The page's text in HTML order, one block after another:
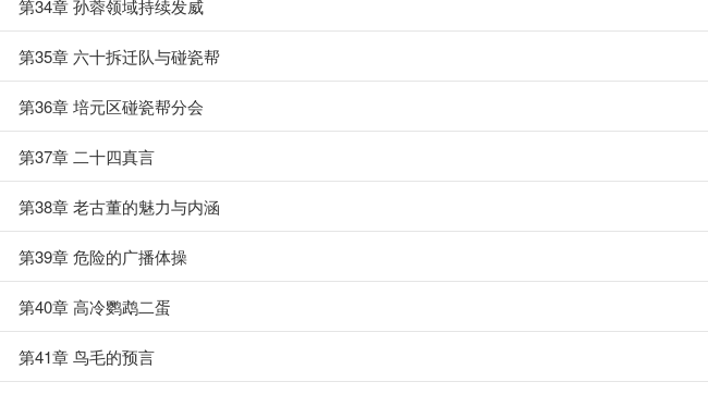
第34章 孙蓉领域持续发威
第35章 六十拆迁队与碰瓷帮
第36章 培元区碰瓷帮分会
第37章 二十四真言
第38章 老古董的魅力与内涵
第39章 危险的广播体操
第40章 高冷鹦鹉二蛋
第41章 鸟毛的预言